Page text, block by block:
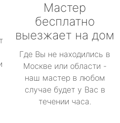
Мастер
бесплатно
выезжает на дом
Где Вы не находились в
Москве или области -
наш мастер в любом
случае будет у Вас в
течении часа.